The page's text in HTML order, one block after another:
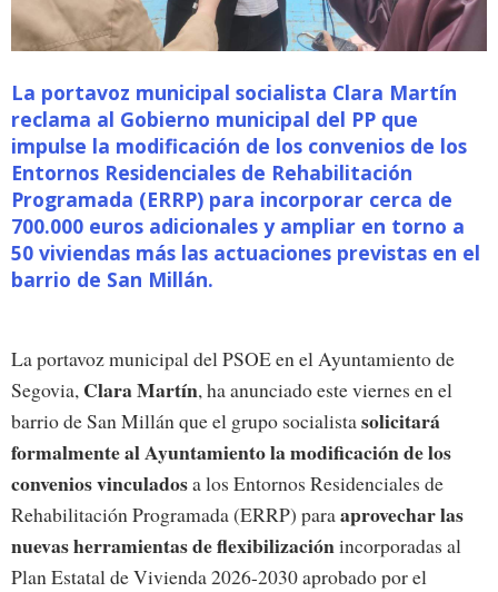
La portavoz municipal socialista Clara Martín
reclama al Gobierno municipal del PP que
impulse la modificación de los convenios de los
Entornos Residenciales de Rehabilitación
Programada (ERRP) para incorporar cerca de
700.000 euros adicionales y ampliar en torno a
50 viviendas más las actuaciones previstas en el
barrio de San Millán.
La portavoz municipal del PSOE en el Ayuntamiento de
Segovia, Clara Martín, ha anunciado este viernes en el
barrio de San Millán que el grupo socialistasolicitará
formalmente al Ayuntamiento la modificación de los
convenios vinculadosa los Entornos Residenciales de
Rehabilitación Programada (ERRP) paraaprovechar las
nuevas herramientas de flexibilizaciónincorporadas al
Plan Estatal de Vivienda 2026-2030 aprobado por el